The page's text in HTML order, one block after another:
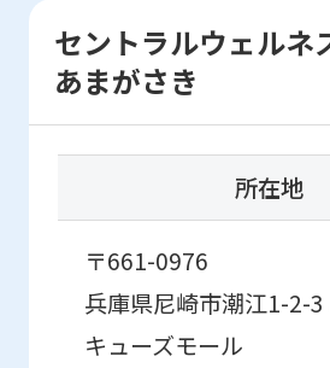
セントラルウェルネ
あまがさき
所在地
〒661-0976
兵庫県尼崎市潮江1-2-3
キューズモール
be
The
may